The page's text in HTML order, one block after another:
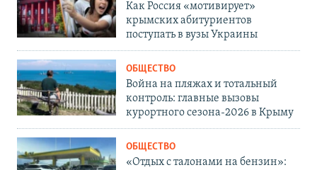
Как Россия «мотивирует»
крымских абитуриентов
поступать в вузы Украины
ОБЩЕСТВО
Война на пляжах и тотальный
контроль: главные вызовы
курортного сезона-2026 в Крыму
ОБЩЕСТВО
«Отдых с талонами на бензин»: